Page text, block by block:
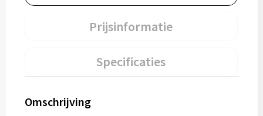
Prijsinformatie
Specificaties
Omschrijving